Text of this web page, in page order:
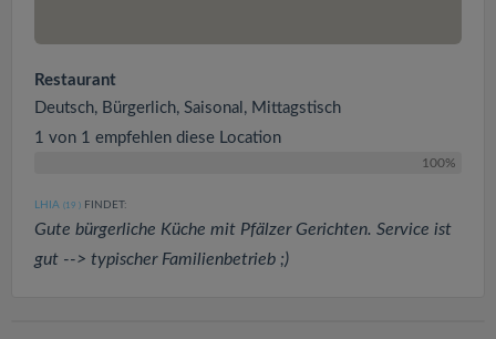
Restaurant
Deutsch, Bürgerlich, Saisonal, Mittagstisch
1 von 1 empfehlen diese Location
100%
LHIA (19 ) FINDET:
Gute bürgerliche Küche mit Pfälzer Gerichten. Service ist
gut --> typischer Familienbetrieb ;)